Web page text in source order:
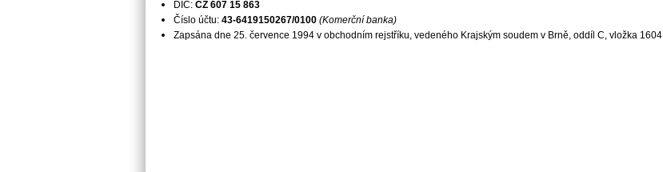
DIČ: CZ 607 15 863
Číslo účtu: 43-6419150267/0100 (Komerční banka)
Zapsána dne 25. července 1994 v obchodním rejstříku, vedeného Krajským soudem v Brně, oddíl C, vložka 1604